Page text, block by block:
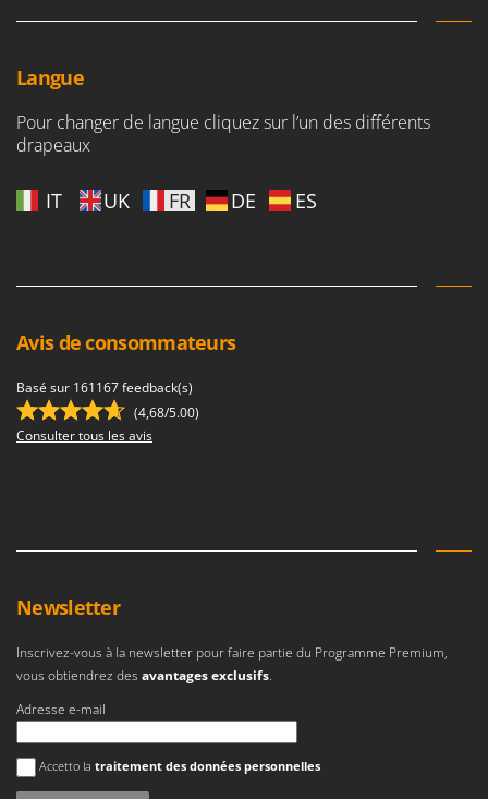
Langue
Pour changer de langue cliquez sur l’un des différents
drapeaux
IT UK FR DE ES
Avis de consommateurs
Basé sur 161167 feedback(s)
(4,68/5.00)
Consulter tous les avis
Newsletter
Inscrivez-vous à la newsletter pour faire partie du Programme Premium,
vous obtiendrez des avantages exclusifs.
Adresse e-mail
Une erreur est survenue
Accetto la traitement des données personnelles